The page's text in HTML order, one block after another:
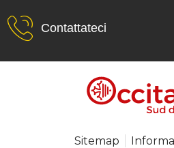
Contattateci
Sitemap